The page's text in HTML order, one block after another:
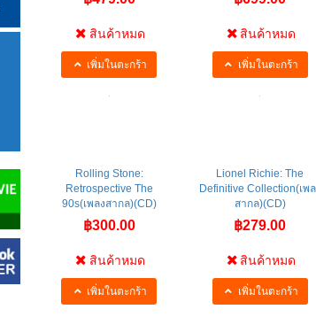
สินค้าหมด
เพิ่มในตะกร้า
สินค้าหมด
เพิ่มในตะกร้า
Rolling Stone:
Retrospective The
90s(เพลงสากล)(CD)
สินค้าหมด
เพิ่มในตะกร้า
Lionel Richie: The
Definitive Collection(เพลง
สากล)(CD)
สินค้าหมด
เพิ่มในตะกร้า